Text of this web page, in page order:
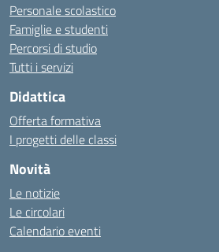
Personale scolastico
Famiglie e studenti
Percorsi di studio
Tutti i servizi
Didattica
Offerta formativa
I progetti delle classi
Novità
Le notizie
Le circolari
Calendario eventi